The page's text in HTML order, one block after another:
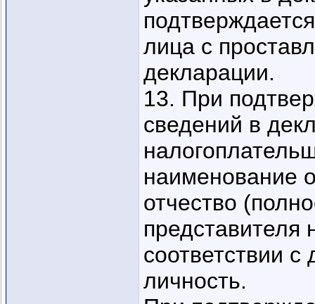
лица с
декларации.
13. При
сведений в
наименование
отчество
представителя
соответствии
личность.